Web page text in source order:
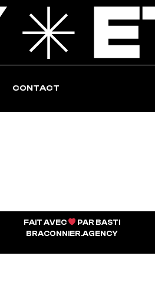
CONTACT
FAIT AVEC
PAR BASTI
BRACONNIER.AGENCY